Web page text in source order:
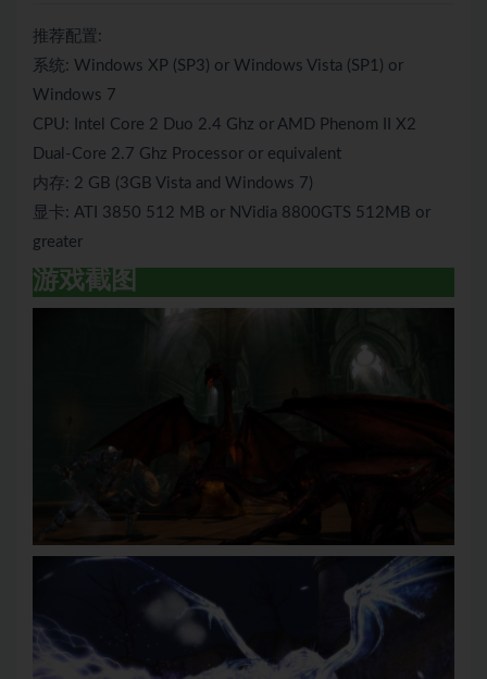
推荐配置:
系统: Windows XP (SP3) or Windows Vista (SP1) or
Windows 7
CPU: Intel Core 2 Duo 2.4 Ghz or AMD Phenom II X2
Dual-Core 2.7 Ghz Processor or equivalent
内存: 2 GB (3GB Vista and Windows 7)
显卡: ATI 3850 512 MB or NVidia 8800GTS 512MB or
greater
游戏截图